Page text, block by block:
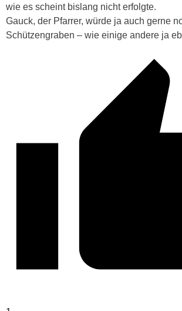
wie es scheint bislang nicht erfolgte.
Gauck, der Pfarrer, würde ja auch gerne
Schützengraben – wie einige andere ja